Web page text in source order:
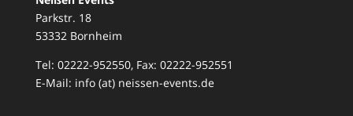
Parkstr. 18
53332 Bornheim
Tel: 02222-952550, Fax: 02222-952551
E-Mail: info (at) neissen-events.de